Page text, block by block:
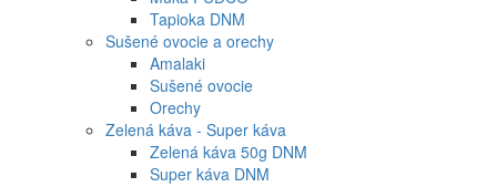
Tapioka DNM
Sušené ovocie a orechy
Amalaki
Sušené ovocie
Orechy
Zelená káva - Super káva
Zelená káva 50g DNM
Super káva DNM